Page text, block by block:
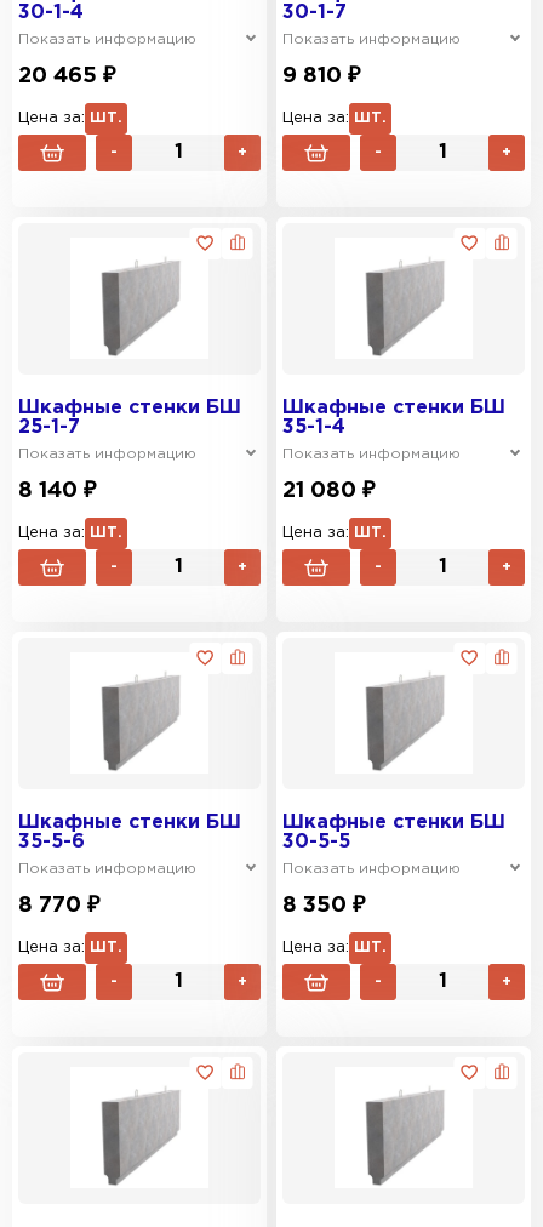
30-1-4
Показать информацию
20 465 ₽
Цена за: ШТ.
- +
30-1-7
Показать информацию
9 810 ₽
Цена за: ШТ.
- +
Шкафные стенки БШ
25-1-7
Показать информацию
8 140 ₽
Цена за: ШТ.
- +
Шкафные стенки БШ
35-1-4
Показать информацию
21 080 ₽
Цена за: ШТ.
- +
Шкафные стенки БШ
35-5-6
Показать информацию
8 770 ₽
Цена за: ШТ.
- +
Шкафные стенки БШ
30-5-5
Показать информацию
8 350 ₽
Цена за: ШТ.
- +